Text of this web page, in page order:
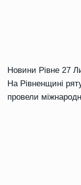
Новини Рівне 27
На Рівненщині
провели